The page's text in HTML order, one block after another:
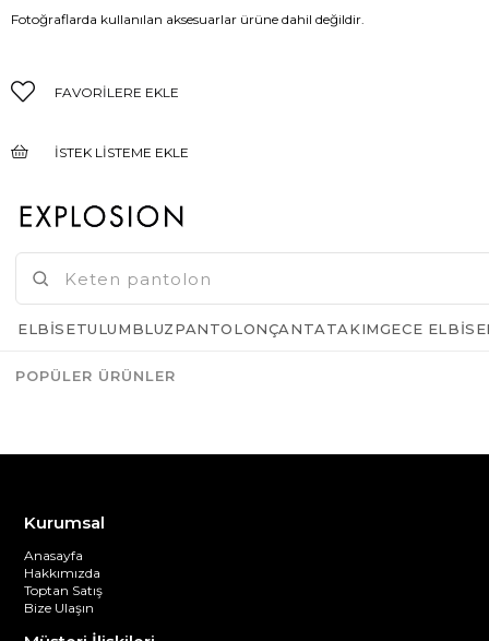
Fotoğraflarda kullanılan aksesuarlar ürüne dahil değildir.
FAVORILERE EKLE
İSTEK LISTEME EKLE
Kurumsal
Anasayfa
Hakkımızda
Toptan Satış
Bize Ulaşın
ELBISETULUMBLUZPANTOLONÇANTATAKIMGECE
POPÜLER ÜRÜNLER